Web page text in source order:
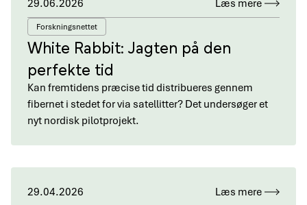
29.06.2026 Læs mere
Forskningsnettet
White Rabbit: Jagten på den
perfekte tid
Kan fremtidens præcise tid distribueres gennem
fibernet i stedet for via satellitter? Det undersøger et
nyt nordisk pilotprojekt.
29.04.2026 Læs mere